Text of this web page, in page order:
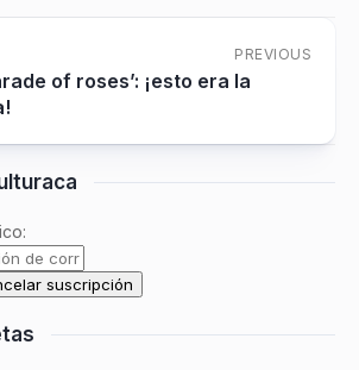
PREVIOUS
of roses’: ¡esto era la